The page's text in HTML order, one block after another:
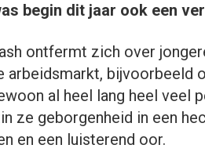
begin dit jaar ook een
ontfermt zich over
arbeidsmarkt, bijvoorbeeld
al heel lang heel veel
ze geborgenheid in een
en een luisterend oor.